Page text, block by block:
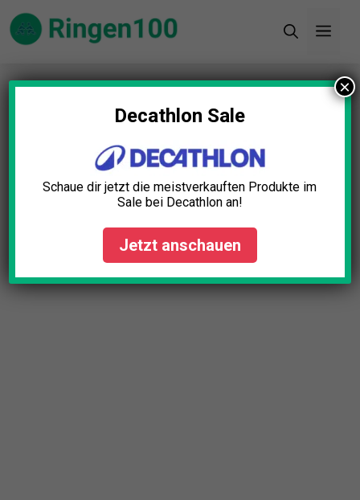
Zum
Inhalt
Startseite»Blog»Trainingsgeräte Zuhause Test:
Die 10 besten (Bestenliste)
Decathlon Sale
Schaue dir jetzt die meistverkauften Produkte im
Sale bei Decathlon an!
Jetzt anschauen
×